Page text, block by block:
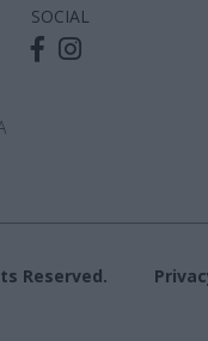
SOCIAL
Reserved.